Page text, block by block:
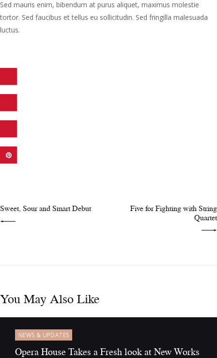
Sed mauris enim, bibendum at purus aliquet, maximus molestie
tortor. Sed faucibus et tellus eu sollicitudin. Sed fringilla malesuada
luctus.
Sweet, Sour and Smart Debut
Five for Fighting with String
Quartet
You May Also Like
NEWS & UPDATES
Opera House Takes a Fresh look at New Works